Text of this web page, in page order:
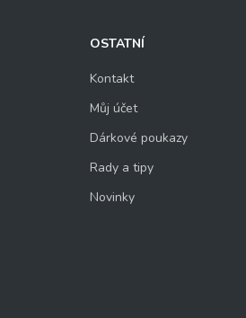
OSTATNÍ
Kontakt
Můj účet
Dárkové poukazy
Rady a tipy
Novinky